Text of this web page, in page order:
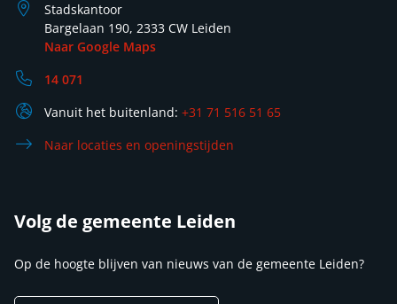
Stadskantoor
Bargelaan 190, 2333 CW Leiden
Naar Google Maps
14 071
Vanuit het buitenland: +31 71 516 51 65
Naar locaties en openingstijden
Volg de gemeente Leiden
Op de hoogte blijven van nieuws van de gemeente Leiden?